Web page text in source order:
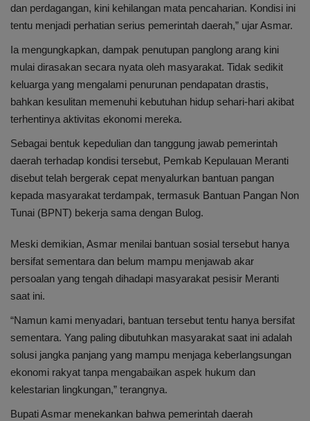
dan perdagangan, kini kehilangan mata pencaharian. Kondisi ini
tentu menjadi perhatian serius pemerintah daerah,” ujar Asmar.
Ia mengungkapkan, dampak penutupan panglong arang kini
mulai dirasakan secara nyata oleh masyarakat. Tidak sedikit
keluarga yang mengalami penurunan pendapatan drastis,
bahkan kesulitan memenuhi kebutuhan hidup sehari-hari akibat
terhentinya aktivitas ekonomi mereka.
Sebagai bentuk kepedulian dan tanggung jawab pemerintah
daerah terhadap kondisi tersebut, Pemkab Kepulauan Meranti
disebut telah bergerak cepat menyalurkan bantuan pangan
kepada masyarakat terdampak, termasuk Bantuan Pangan Non
Tunai (BPNT) bekerja sama dengan Bulog.
Meski demikian, Asmar menilai bantuan sosial tersebut hanya
bersifat sementara dan belum mampu menjawab akar
persoalan yang tengah dihadapi masyarakat pesisir Meranti
saat ini.
“Namun kami menyadari, bantuan tersebut tentu hanya bersifat
sementara. Yang paling dibutuhkan masyarakat saat ini adalah
solusi jangka panjang yang mampu menjaga keberlangsungan
ekonomi rakyat tanpa mengabaikan aspek hukum dan
kelestarian lingkungan,” terangnya.
Bupati Asmar menekankan bahwa pemerintah daerah